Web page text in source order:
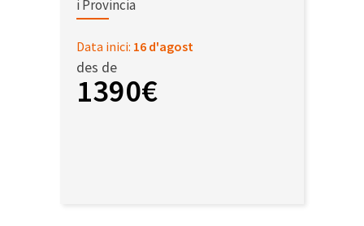
i Provincia
Data inici: 16 d'agost
des de
1390€